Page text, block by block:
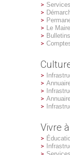
Le
Vivre